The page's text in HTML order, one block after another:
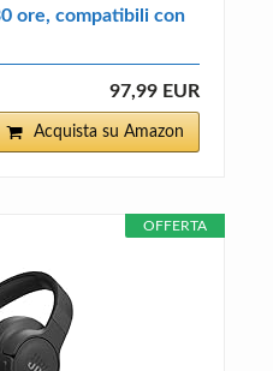
ore, compatibili con
97,99 EUR
Acquista su Amazon
OFFERTA